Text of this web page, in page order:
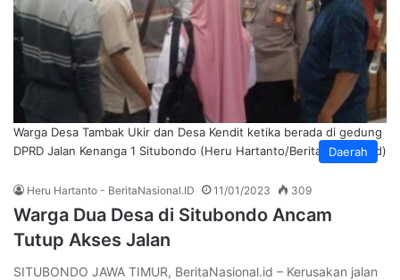
Daerah
Warga Desa Tambak Ukir dan Desa Kendit ketika berada di gedung
DPRD Jalan Kenanga 1 Situbondo (Heru Hartanto/BeritaNasional.id)
Heru Hartanto - BeritaNasional.ID 11/01/2023 309
Warga Dua Desa di Situbondo Ancam
Tutup Akses Jalan
SITUBONDO JAWA TIMUR, BeritaNasional.id – Kerusakan jalan